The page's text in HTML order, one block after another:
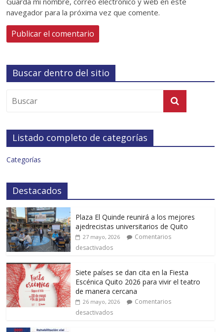
navegador para la próxima vez que comente.
Buscar dentro del sitio
Listado completo de categorías
Categorías
Destacados
Plaza El Quinde reunirá a los mejores
ajedrecistas universitarios de Quito
27 mayo, 2026
Comentarios
desactivados
Siete países se dan cita en la Fiesta
Escénica Quito 2026 para vivir el teatro
de manera cercana
26 mayo, 2026
Comentarios
desactivados